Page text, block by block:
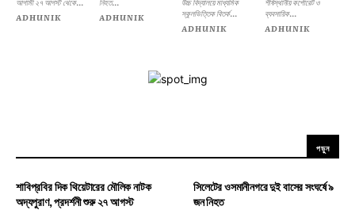
ADHUNIK
ADHUNIK
স্কুলভিত্তিক বিতর্ক...
ADHUNIK
ব্যবসায়িক...
ADHUNIK
পড়ুন
শাবিপ্রবির দিক থিয়েটারের মৌলিক নাটক
অদ্যপুরাণ, প্রদর্শনী শুরু ২৭ আগস্ট
সিলেটের ওসমানীনগরে দুই বাসের সংঘর্ষে ৯
জন নিহত